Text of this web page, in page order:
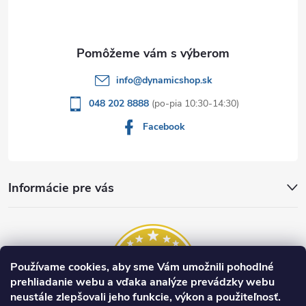
Používame cookies, aby sme Vám umožnili pohodlné
prehliadanie webu a vďaka analýze prevádzky webu
neustále zlepšovali jeho funkcie, výkon a použiteľnosť.
Informácie pre vás
info@dynamicshop.sk
048 202 8888
Facebook